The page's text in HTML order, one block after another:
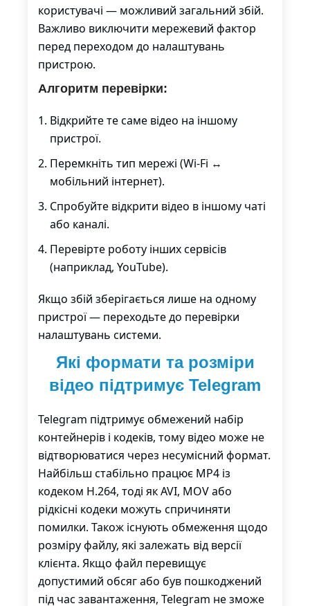
користувачі — можливий загальний збій.
Важливо виключити мережевий фактор
перед переходом до налаштувань
пристрою.
Алгоритм перевірки:
Відкрийте те саме відео на іншому
пристрої.
Перемкніть тип мережі (Wi-Fi ↔
мобільний інтернет).
Спробуйте відкрити відео в іншому чаті
або каналі.
Перевірте роботу інших сервісів
(наприклад, YouTube).
Якщо збій зберігається лише на одному
пристрої — переходьте до перевірки
налаштувань системи.
Які формати та розміри
відео підтримує Telegram
Telegram підтримує обмежений набір
контейнерів і кодеків, тому відео може не
відтворюватися через несумісний формат.
Найбільш стабільно працює MP4 із
кодеком H.264, тоді як AVI, MOV або
рідкісні кодеки можуть спричиняти
помилки. Також існують обмеження щодо
розміру файлу, які залежать від версії
клієнта. Якщо файл перевищує
допустимий обсяг або був пошкоджений
під час завантаження, Telegram не зможе